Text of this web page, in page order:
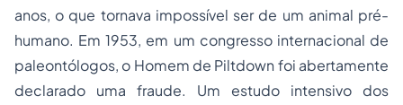
anos, o que tornava impossível ser de um animal pré-
humano. Em 1953, em um congresso internacional de
paleontólogos, o Homem de Piltdown foi abertamente
declarado uma fraude. Um estudo intensivo dos